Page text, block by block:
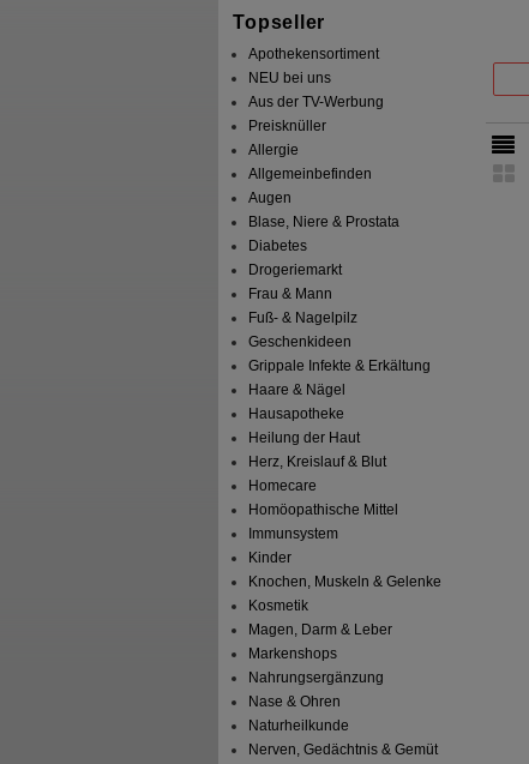
Topseller
Apothekensortiment
NEU bei uns
Aus der TV-Werbung
Preisknüller
Allergie
Allgemeinbefinden
Augen
Blase, Niere & Prostata
Diabetes
Drogeriemarkt
Frau & Mann
Fuß- & Nagelpilz
Geschenkideen
Grippale Infekte & Erkältung
Haare & Nägel
Hausapotheke
Heilung der Haut
Herz, Kreislauf & Blut
Homecare
Homöopathische Mittel
Immunsystem
Kinder
Knochen, Muskeln & Gelenke
Kosmetik
Magen, Darm & Leber
Markenshops
Nahrungsergänzung
Nase & Ohren
Naturheilkunde
Nerven, Gedächtnis & Gemüt